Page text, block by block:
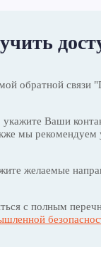
обратной связи
укажите Ваши
мы рекомендуем
желаемые
с полным